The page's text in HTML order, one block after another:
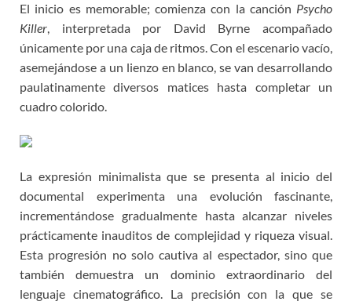
El inicio es memorable; comienza con la canción Psycho
Killer, interpretada por David Byrne acompañado
únicamente por una caja de ritmos. Con el escenario vacío,
asemejándose a un lienzo en blanco, se van desarrollando
paulatinamente diversos matices hasta completar un
cuadro colorido.
La expresión minimalista que se presenta al inicio del
documental experimenta una evolución fascinante,
incrementándose gradualmente hasta alcanzar niveles
prácticamente inauditos de complejidad y riqueza visual.
Esta progresión no solo cautiva al espectador, sino que
también demuestra un dominio extraordinario del
lenguaje cinematográfico. La precisión con la que se